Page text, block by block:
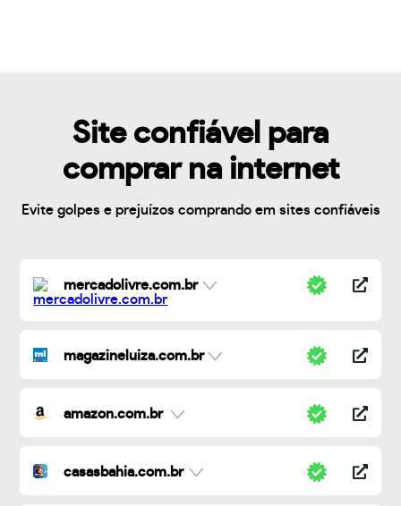
Site confiável para
comprar na internet
Evite golpes e prejuízos comprando em sites confiáveis
mercadolivre.com.br
magazineluiza.com.br
amazon.com.br
casasbahia.com.br